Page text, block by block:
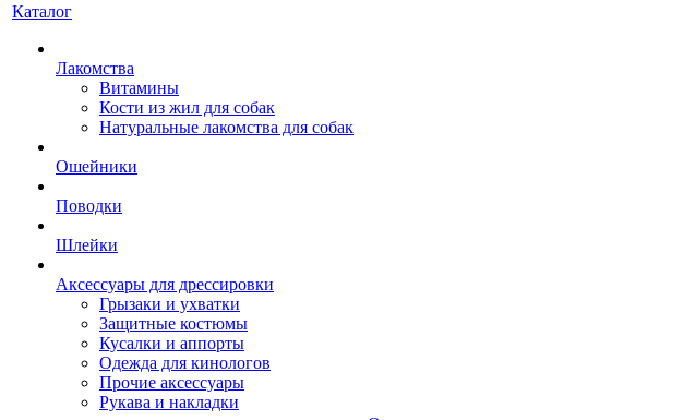
Каталог
Лакомства
Витамины
Кости из жил для собак
Натуральные лакомства для собак
Ошейники
Поводки
Шлейки
Аксессуары для дрессировки
Грызаки и ухватки
Защитные костюмы
Кусалки и аппорты
Одежда для кинологов
Прочие аксессуары
Рукава и накладки